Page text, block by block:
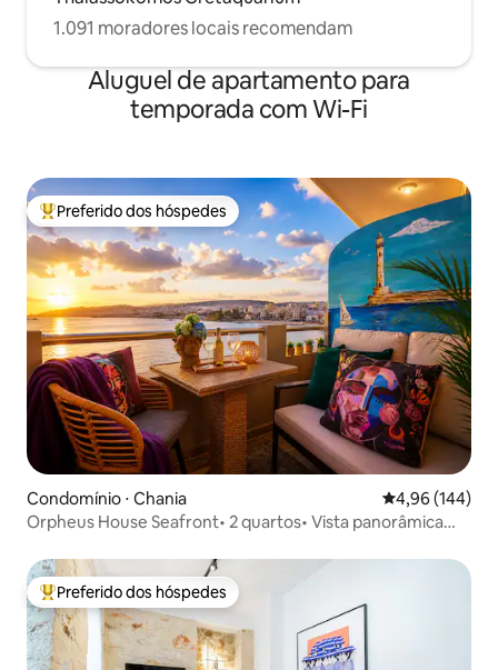
1.091 moradores locais recomendam
Aluguel de apartamento para
temporada com Wi-Fi
Entre os melhores preferidos dos hóspedes
Preferido dos hóspedes
Condomínio ⋅ Chania 4,96 de uma
4,96 (144)
Orpheus House Seafront• 2 quartos• Vista panorâmica
Entre os melhores preferidos dos hóspedes
Preferido dos hóspedes